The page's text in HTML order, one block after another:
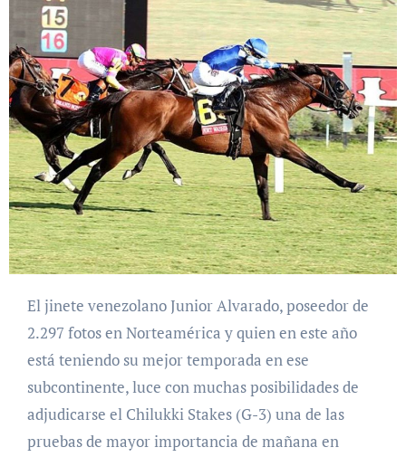
El jinete venezolano Junior Alvarado, poseedor de
2.297 fotos en Norteamérica y quien en este año
está teniendo su mejor temporada en ese
subcontinente, luce con muchas posibilidades de
adjudicarse el Chilukki Stakes (G-3) una de las
pruebas de mayor importancia de mañana en